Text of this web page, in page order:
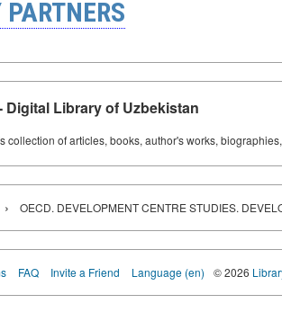
Digital Library of Uzbekistan
collection of articles, books, author's works,
› OECD. DEVELOPMENT CENTRE STUDIES.
FAQ Invite a Friend Language (en) © 2026